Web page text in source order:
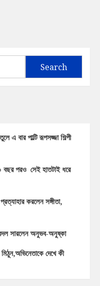
Search
এ বার পাল্টি রূপসজ্জা শিল্পী
বছর পরও সেই হাতটাই ধরে
করলেন সঙ্গীতা,
সারলেন অনুভব-অনুষ্কা
মিঠুন,অভিনেতাকে দেখে কী